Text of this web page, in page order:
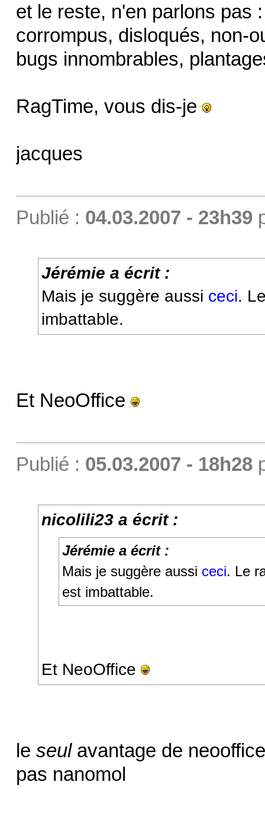
et le reste, n'en parlons pas
corrompus, disloqués, non-
bugs innombrables,
RagTime, vous dis-je
jacques
Publié : 04.03.2007 - 23h39
Jérémie a écrit :
Mais je suggère aussi ceci.
imbattable.
Et NeoOffice
Publié : 05.03.2007 - 18h28
nicolili23 a écrit :
Jérémie a écrit :
Mais je suggère aussi ceci. Le
est imbattable.
Et NeoOffice
le seulavantage de
pas nanomol